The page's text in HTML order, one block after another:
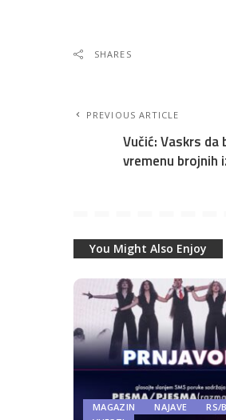
SHARES
PREVIOUS ARTICLE
Vučić: Vaskrs da
vremenu brojnih
You Might Also Enjoy
MAGAZIN NAJAVE
RS/